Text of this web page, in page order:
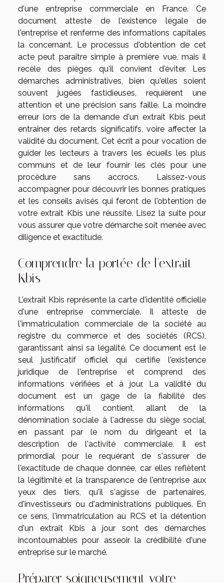
d'une entreprise commerciale en France. Ce
document atteste de l'existence légale de
l'entreprise et renferme des informations capitales
la concernant. Le processus d'obtention de cet
acte peut paraître simple à première vue, mais il
recèle des pièges qu'il convient d'éviter. Les
démarches administratives, bien qu'elles soient
souvent jugées fastidieuses, requièrent une
attention et une précision sans faille. La moindre
erreur lors de la demande d'un extrait Kbis peut
entraîner des retards significatifs, voire affecter la
validité du document. Cet écrit a pour vocation de
guider les lecteurs à travers les écueils les plus
communs et de leur fournir les clés pour une
procédure sans accrocs. Laissez-vous
accompagner pour découvrir les bonnes pratiques
et les conseils avisés qui feront de l'obtention de
votre extrait Kbis une réussite. Lisez la suite pour
vous assurer que votre démarche soit menée avec
diligence et exactitude.
Comprendre la portée de l'extrait
Kbis
L'extrait Kbis représente la carte d'identité officielle
d'une entreprise commerciale. Il atteste de
l'immatriculation commerciale de la société au
registre du commerce et des sociétés (RCS),
garantissant ainsi sa légalité. Ce document est le
seul justificatif officiel qui certifie l'existence
juridique de l'entreprise et comprend des
informations vérifiées et à jour. La validité du
document est un gage de la fiabilité des
informations qu'il contient, allant de la
dénomination sociale à l'adresse du siège social,
en passant par le nom du dirigeant et la
description de l'activité commerciale. Il est
primordial pour le requérant de s'assurer de
l'exactitude de chaque donnée, car elles reflètent
la légitimité et la transparence de l'entreprise aux
yeux des tiers, qu'il s'agisse de partenaires,
d'investisseurs ou d'administrations publiques. En
ce sens, l'immatriculation au RCS et la détention
d'un extrait Kbis à jour sont des démarches
incontournables pour asseoir la crédibilité d'une
entreprise sur le marché.
Préparer soigneusement votre